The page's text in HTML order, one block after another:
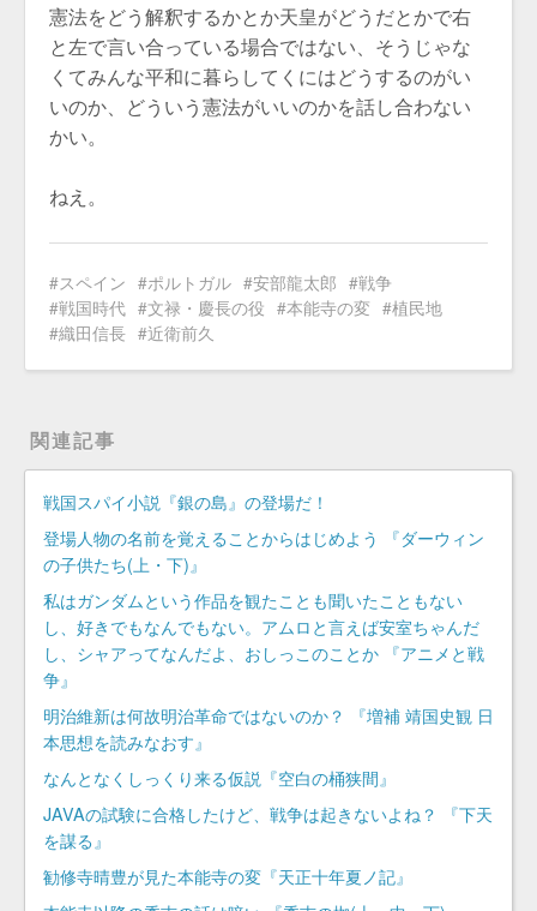
憲法をどう解釈するかとか天皇がどうだとかで右
と左で言い合っている場合ではない、そうじゃな
くてみんな平和に暮らしてくにはどうするのがい
いのか、どういう憲法がいいのかを話し合わない
かい。
ねえ。
スペイン ポルトガル 安部龍太郎
戦争
戦国時代
文禄・慶長の役 本能寺の変
植民地
織田信長
近衛前久
関連記事
戦国スパイ小説『銀の島』の登場だ！
登場人物の名前を覚えることからはじめよう 『ダーウィン
の子供たち(上・下)』
私はガンダムという作品を観たことも聞いたこともない
し、好きでもなんでもない。アムロと言えば安室ちゃんだ
し、シャアってなんだよ、おしっこのことか 『アニメと戦
争』
明治維新は何故明治革命ではないのか？ 『増補 靖国史観 日
本思想を読みなおす』
なんとなくしっくり来る仮説『空白の桶狭間』
JAVAの試験に合格したけど、戦争は起きないよね？ 『下天
を謀る』
勧修寺晴豊が見た本能寺の変『天正十年夏ノ記』